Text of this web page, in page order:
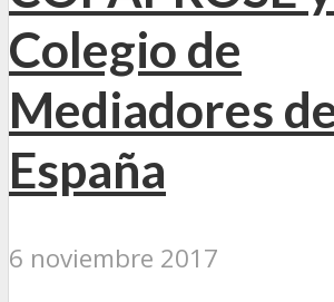
Colegio de
Mediadores
España
6 noviembre 2017